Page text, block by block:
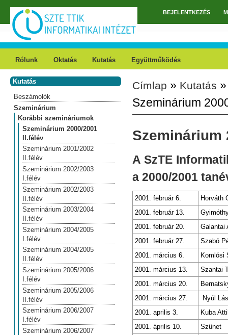
Ugrás a tartalomra
FőmenüBEJELENTKEZÉS
Rólunk Oktatás Kutatás Együttműködés
Jelenlegi hely
Címlap » Kutatás
Szeminárium
Szeminárium
A SzTE
a 2000/2001
2001. február 6.
Horváth
2001. február 13.
2001. február 20.
Galantai
2001. február 27.
Szabó
2001. március 6.
Komlósi
2001. március 13.
Szantai
2001. március 20.
2001. március 27.
Nyúl
2001. aprilis 3.
Kuba
2001. április 10.
Szünet
Kutatás
Beszámolók
Szeminárium
Korábbi szemináriumok
Szeminárium 2000/2001
II.félév
Szeminárium 2001/2002
II.félév
Szeminárium 2002/2003
I.félév
Szeminárium 2002/2003
II.félév
Szeminárium 2003/2004
II.félév
Szeminárium 2004/2005
I.félév
Szeminárium 2004/2005
II.félév
Szeminárium 2005/2006
I.félév
Szeminárium 2005/2006
II.félév
Szeminárium 2006/2007
I.félév
Szeminárium 2006/2007